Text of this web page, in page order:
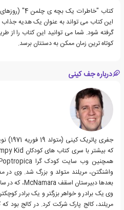
کتاب
این کتاب می تواند به عنوان یک هدیه جذاب
گرفته شود. شما می توانید این کتاب را از
کوتاه ترین زمان ممکن به دستتان برسد.
درباره جف کینی
جفری